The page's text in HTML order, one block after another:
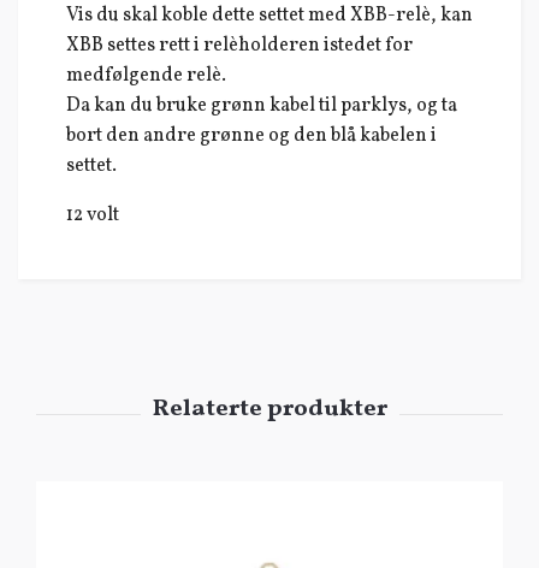
Vis du skal koble dette settet med XBB-relè, kan
XBB settes rett i relèholderen istedet for
medfølgende relè.
Da kan du bruke grønn kabel til parklys, og ta
bort den andre grønne og den blå kabelen i
settet.
12 volt